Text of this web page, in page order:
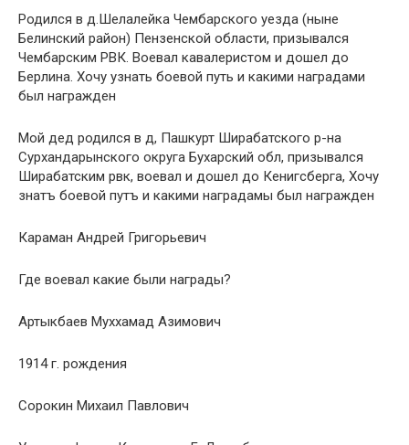
Родился в д.Шелалейка Чембарского уезда (ныне
Белинский район) Пензенской области, призывался
Чембарским РВК. Воевал кавалеристом и дошел до
Берлина. Хочу узнать боевой путь и какими наградами
был награжден
Мой дед родился в д, Пашкурт Ширабатского р-на
Сурхандарынского округа Бухарский обл, призывался
Ширабатским рвк, воевал и дошел до Кенигсберга, Хочу
знатъ боевой путъ и какими наградамы был награжден
Караман Андрей Григорьевич
Где воевал какие были награды?
Артыкбаев Муххамад Азимович
1914 г. рождения
Сорокин Михаил Павлович